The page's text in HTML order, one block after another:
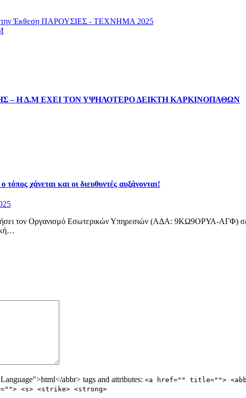
στην Έκθεση ΠΑΡΟΥΣΙΕΣ - ΤΕΧΝΗΜΑ 2025
– Η Δ.Μ ΕΧΕΙ ΤΟΝ ΥΨΗΛΟΤΕΡΟ ΔΕΙΚΤΗ ΚΑΡΚΙΝΟΠΑΘΩΝ
χάνεται και οι διευθυντές αυξάνονται!
τον Οργανισμό Εσωτερικών Υπηρεσιών (ΑΔΑ: 9ΚΩ9ΟΡΥΑ-ΑΓΦ) σε
abbr> tags and attributes: <a href="" title="">
<s> <strike> <strong>